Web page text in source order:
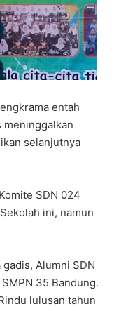
entah
meninggalkan
selanjutnya
SDN 024
ini, namun
Alumni SDN
35 Bandung.
lulusan tahun